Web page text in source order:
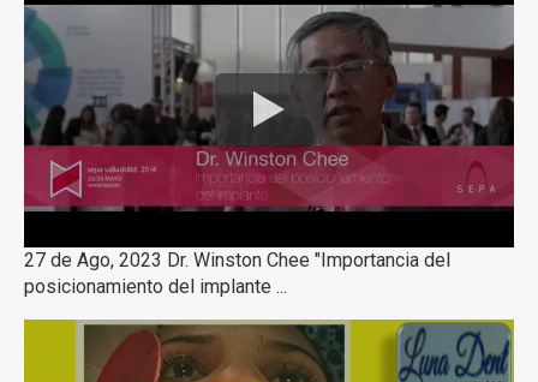
27 de Ago, 2023 Dr. Winston Chee "Importancia del
posicionamiento del implante ...